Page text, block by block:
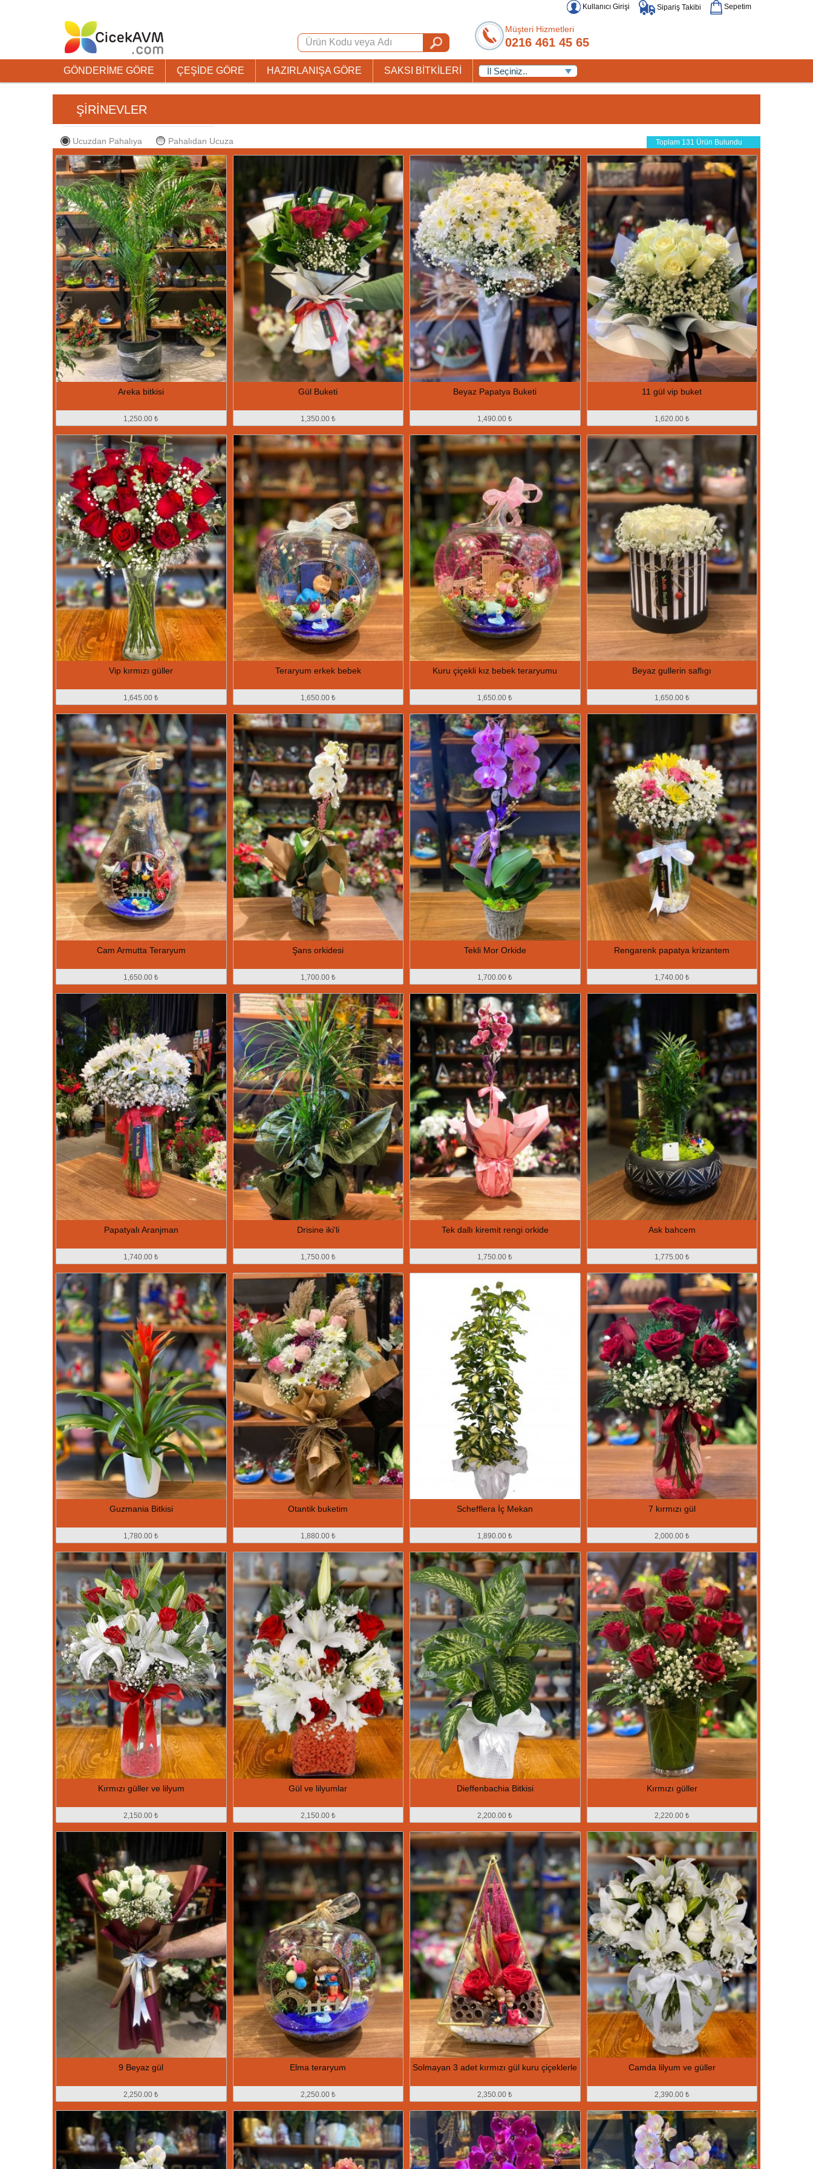
Kullanıcı Girişi Sipariş Takibi Sepetim
Müşteri Hizmetleri
0216 461 45 65
GÖNDERİME GÖRE ÇEŞİDE GÖRE HAZIRLANIŞA GÖRE SAKSI BİTKİLERİ
ŞİRİNEVLER
Ucuzdan Pahalıya Pahalıdan Ucuza Toplam 131 Ürün Bulundu
Areka bitkisi
1,250.00 ₺
Gül Buketi
1,350.00 ₺
Beyaz Papatya Buketi
1,490.00 ₺
11 gül vip buket
1,620.00 ₺
Vip kırmızı güller
1,645.00 ₺
Teraryum erkek bebek
1,650.00 ₺
Kuru çiçekli kız bebek teraryumu
1,650.00 ₺
Beyaz gullerin saflıgı
1,650.00 ₺
Cam Armutta Teraryum
1,650.00 ₺
Şans orkidesi
1,700.00 ₺
Tekli Mor Orkide
1,700.00 ₺
Rengarenk papatya krizantem
1,740.00 ₺
Papatyalı Aranjman
1,740.00 ₺
Drisine iki'li
1,750.00 ₺
Tek dallı kiremit rengi orkide
1,750.00 ₺
Ask bahcem
1,775.00 ₺
Guzmania Bitkisi
1,780.00 ₺
Otantik buketim
1,880.00 ₺
Schefflera İç Mekan
1,890.00 ₺
7 kırmızı gül
2,000.00 ₺
Kırmızı güller ve lilyum
2,150.00 ₺
Gül ve lilyumlar
2,150.00 ₺
Dieffenbachia Bitkisi
2,200.00 ₺
Kırmızı güller
2,220.00 ₺
9 Beyaz gül
2,250.00 ₺
Elma teraryum
2,250.00 ₺
Solmayan 3 adet kırmızı gül kuru çiçeklerle
2,350.00 ₺
Camda lilyum ve güller
2,390.00 ₺